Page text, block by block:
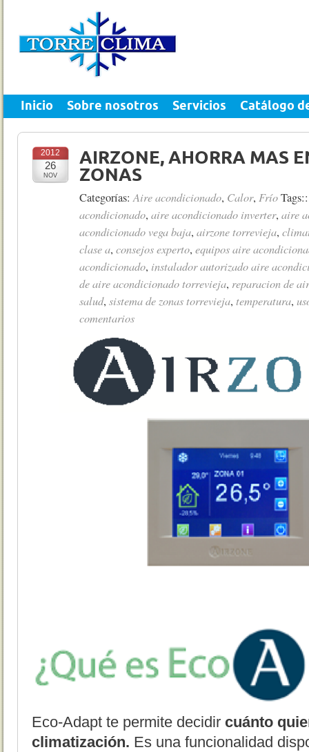
Inicio Sobre nosotros Servicios Catálogo
2012
26
NOV
AIRZONE, AHORRA MAS
ZONAS
Categorías:Aire acondicionado, Calor, Frío
acondicionado, aire acondicionado inverter, aire
acondicionado vega baja, airzone torrevieja,
clase a, consejos experto, equipos aire
acondicionado, instalador autorizado aire
de aire acondicionado torrevieja, reparacion de
salud, sistema de zonas torrevieja, temperatura,
comentarios
Eco-Adapt te permite decidir cuánto
climatización. Es una funcionalidad